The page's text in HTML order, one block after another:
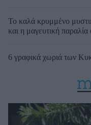
Το καλά κρυμμένο
και η μαγευτική
6 γραφικά χωριά των